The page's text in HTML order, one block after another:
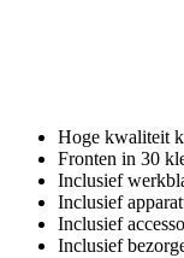
Hoge kwaliteit
Fronten in 30
Inclusief
Inclusief
Inclusief
Inclusief